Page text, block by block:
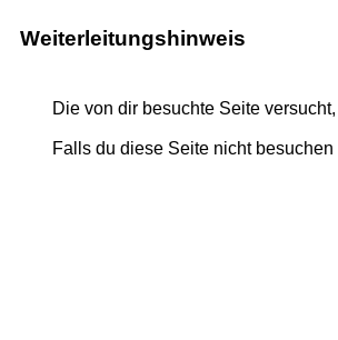
Weiterleitungshinweis
Die von dir besuchte Seite
Falls du diese Seite nicht